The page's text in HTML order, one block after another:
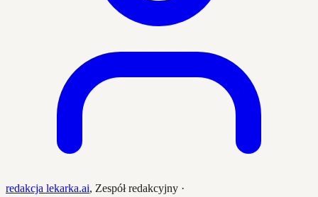
redakcja lekarka.ai, Zespół redakcyjny ·